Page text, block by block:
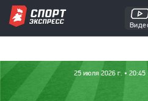
25 июля 2026 г. • 20:45